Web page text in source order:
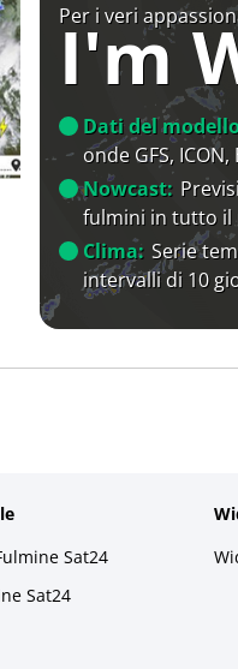
Per i veri
I'm
Dati del
onde GFS, ICON,
Nowcast:
fulmini in tutto il
Clima: Serie
intervalli di 10
Sat24
Sat24